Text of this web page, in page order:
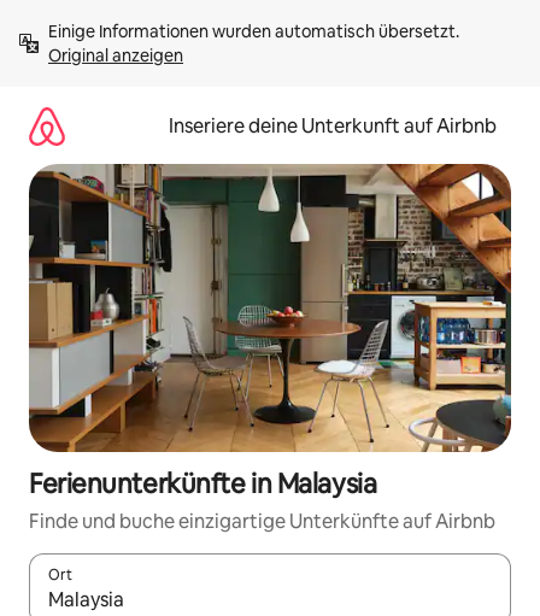
Inhalten
springenOriginal anzeigen
Inseriere deine Unterkunft auf Airbnb
Ferienunterkünfte in Malaysia
Finde und buche einzigartige Unterkünfte auf Airbnb
Ort
Wenn Ergebnisse verfügbar sind, navigiere mit den